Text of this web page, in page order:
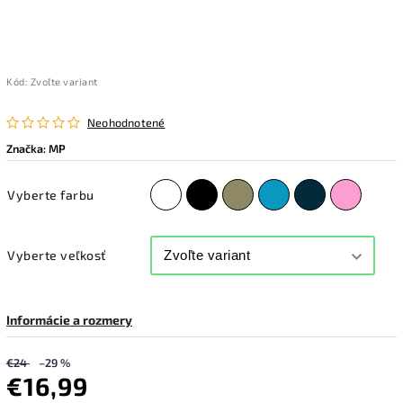
Kód: Zvoľte variant
Neohodnotené
Značka:MP
Vyberte farbu
Vyberte veľkosť
Informácie a rozmery
€24 –29 %
€16,99